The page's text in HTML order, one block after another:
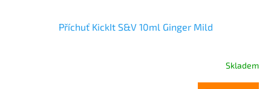
Příchuť KickIt S&V 10ml Ginger Mild
Skladem